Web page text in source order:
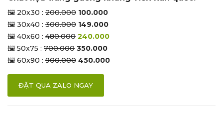
🖼 20x30 : 200.000 100.000
🖼 30x40 : 300.000 149.000
🖼 40x60 : 480.000 240.000
🖼 50x75 : 700.000 350.000
🖼 60x90 : 900.000 450.000
ĐẶT QUA ZALO NGAY